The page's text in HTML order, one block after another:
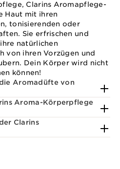
Clarins Aromapflege-
Haut mit ihren
tonisierenden oder
Sie erfrischen und
natürlichen
von ihren Vorzügen und
Dein Körper wird nicht
können!
Aromadüfte von
Aroma-Körperpflege
Clarins